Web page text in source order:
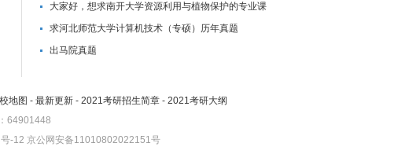
大家好，想求南开大学资源利用与植物保护的专业课
资料...
求河北师范大学计算机技术（专硕）历年真题
出马院真题
地图 - 最新更新 - 2021考研招生简章 - 2021考研大纲
64901448
-12 京公网安备11010802022151号